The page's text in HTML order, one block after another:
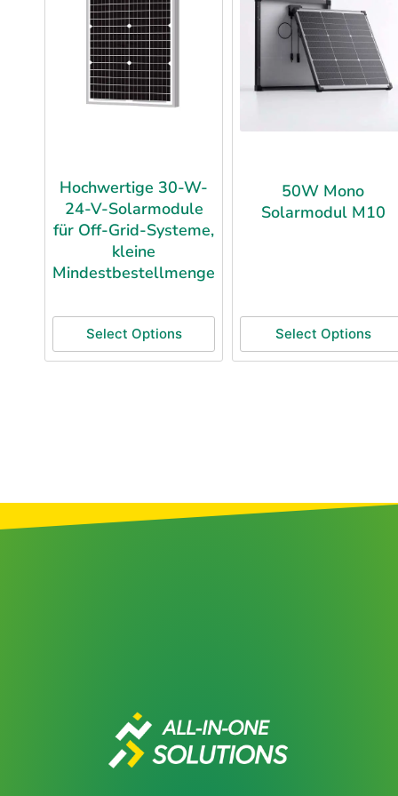
Hochwertige 30-W-
24-V-Solarmodule
für Off-Grid-Systeme,
kleine
Mindestbestellmenge
Select Options
50W Mono
Solarmodul M10
Select Options